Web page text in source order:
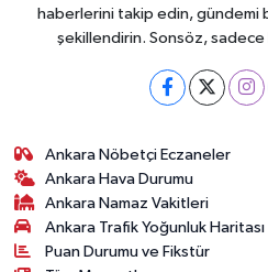
haberlerini takip edin, gündemi
şekillendirin. Sonsöz,
Ankara Nöbetçi Eczaneler
Ankara Hava Durumu
Ankara Namaz Vakitleri
Ankara Trafik Yoğunluk Haritası
Puan Durumu ve Fikstür